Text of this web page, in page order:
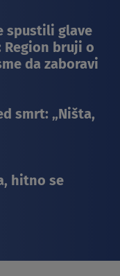
spustili glave
Region bruji o
da zaboravi
smrt: „Ništa,
hitno se